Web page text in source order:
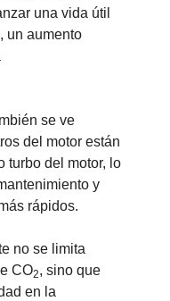
una vida útil
un aumento
se ve
del motor están
turbo del motor, lo
y
rápidos.
no se limita
CO2, sino que
en la